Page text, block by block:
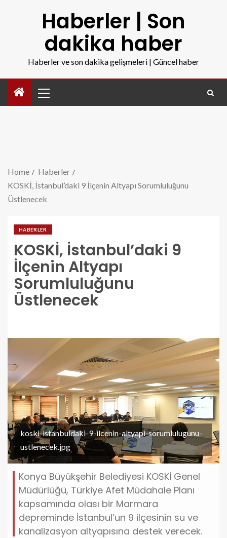
Haberler | Son
dakika haber
Haberler ve son dakika gelişmeleri | Güncel haber
Home
Haberler
KOSKİ, İstanbul’daki 9 İlçenin Altyapı Sorumluluğunu
Üstlenecek
HABERLER
KOSKİ, İstanbul’daki 9
İlçenin Altyapı
Sorumluluğunu
Üstlenecek
koski-istanbuldaki-9-ilcenin-altyapi-sorumlulugunu-
ustlenecek.jpg
Konya Büyükşehir Belediyesi KOSKİ Genel
Müdürlüğü, Türkiye Afet Müdahale Planı
kapsamında olası bir Marmara
depreminde İstanbul’un 9 ilçesinin su ve
kanalizasyon altyapısına destek verecek.